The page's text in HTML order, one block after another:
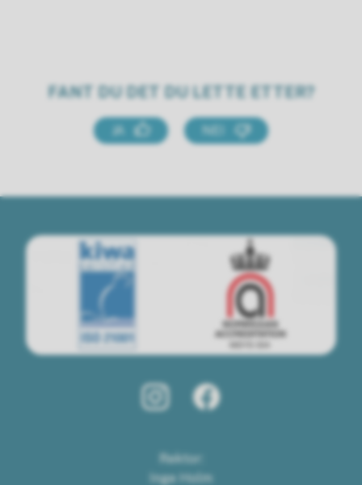
FANT DU DET DU LETTE ETTER?
JA NEI
Rektor:
Inge Holm